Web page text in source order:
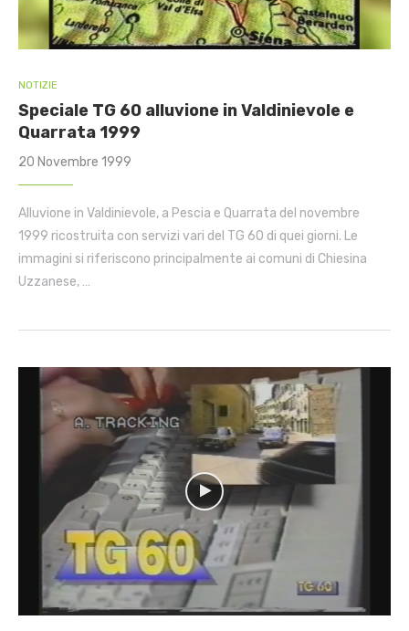
NOTIZIE
Speciale TG 60 alluvione in Valdinievole e
Quarrata 1999
20 Novembre 1999
Alluvione in Valdinievole, a Pescia e Quarrata del novembre
1999 ricostruita con servizi vari del TG 60 di quei giorni. Le
immagini si riferiscono principalmente ai comuni di Chiesina
Uzzanese, …